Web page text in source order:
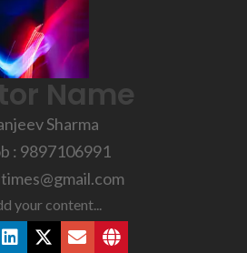
Name
Sharma
: 9897106991
your content...